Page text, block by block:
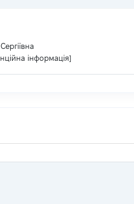
Сергіївна
інформація]